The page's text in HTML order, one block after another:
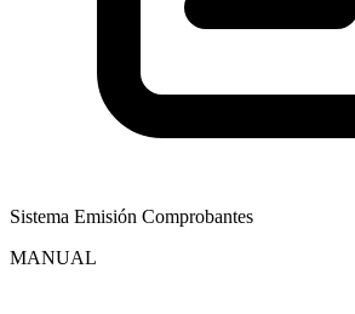
Sistema Emisión Comprobantes
MANUAL